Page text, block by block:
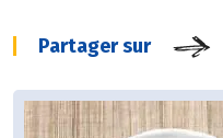
Partager sur